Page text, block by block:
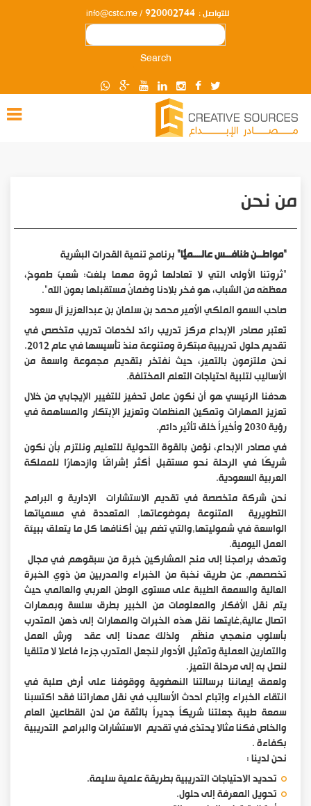
للتواصل : 920002744
/
info@cstc.me
Search
من نحن
"مواطـــن مُنافـــس عالــــميًّا" برنامج تنمية القدرات البشرية
"ثروتنا الأولى التي لا تعادلها ثروة مهما بلغت: شعبٌ طموحٌ،
معظمُه من الشباب، هو فخر بلادنا وضمانُ مستقبلها بعون الله".
صاحب السمو الملكي الأمير محمد بن سلمان بن عبدالعزيز آل سعود
تعتبر مصادر الإبداع مركز تدريب رائد لخدمات تدريب متخصص في
تقديم حلول تدريبية مبتكرة ومتنوعة منذ تأسيسها في عام 2012.
نحن ملتزمون بالتميز، حيث نفتخر بتقديم مجموعة واسعة من
الأساليب لتلبية احتياجات التعلم المختلفة.
هدفنا الرئيسي هو أن نكون عامل تحفيز للتغيير الإيجابي من خلال
تعزيز المهارات وتمكين المنظمات وتعزيز الإبتكار والمساهمة في
رؤية 2030 وأخيراً خلق تأثير دائم.
في مصادر الإبداع، نؤمن بالقوة التحولية للتعليم ونلتزم بأن نكون
شريكًا في الرحلة نحو مستقبل أكثر إشراقًا وازدهارًا للمملكة
العربية السعودية.
نحن شركة متخصصة في تقديم الاستشارات الإدارية و البرامج
التطويرية المتنوعة بموضوعاتها, المتعددة في مسمياتها
الواسعة في شموليتها,والتي تضم بين أكنافها كل ما يتعلق ببيئة
العمل اليومية.
وتهدف برامجنا إلى منح المشاركين خبرة من سبقوهم في مجال
تخصصهم, عن طريق نخبة من الخبراء والمدربين من ذوي الخبرة
العالية والسمعة الطيبة على مستوى الوطن العربي والعالمي حيث
يتم نقل الأفكار والمعلومات من الخبير بطرق سلسة وبمهارات
اتصال عالية,غايتها نقل هذه الخبرات والمهارات إلى ذهن المتدرب
بأسلوب منهجي منظّم ولذلك عمدنا إلى عقد ورش العمل
والتمارين العملية وتمثيل الأدوار لنجعل المتدرب جزءا فاعلا لا متلقيا
لنصل به إلى مرحلة التميز.
ولعمق إيماننا برسالتنا النهضوية ووقوفنا على أرض صلبة في
انتقاء الخبراء وإتباع احدث الأساليب في نقل مهاراتنا فقد اكتسبنا
سمعة طيبة جعلتنا شريكاً جديراً بالثقة من لدن القطاعين العام
والخاص فكنا مثالا يحتذى في تقديم الاستشارات والبرامج التدريبية
بكفاءة .
نحن لدينا :
تحديد الاحتياجات التدريبية بطريقة علمية سليمة.
تحويل المعرفة إلى حلول.